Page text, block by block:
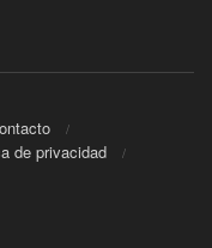
de privacidad